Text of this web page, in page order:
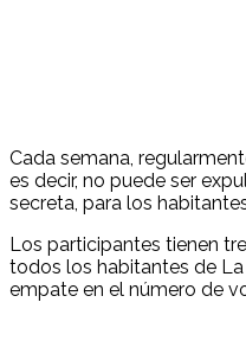
Cada semana,
es decir, no puede ser
secreta, para los
Los participantes tienen
todos los habitantes de
empate en el número de